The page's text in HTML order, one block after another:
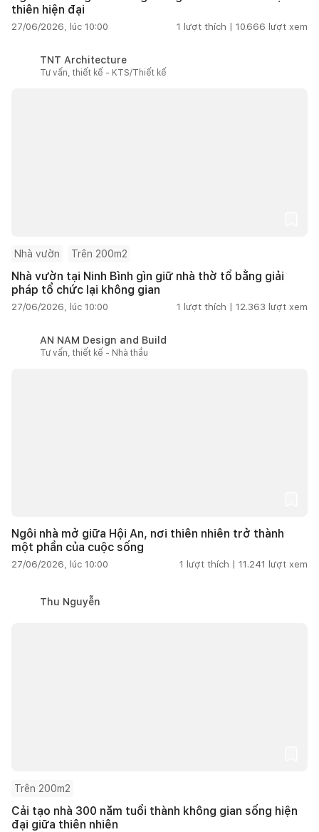
thiên hiện đại
27/06/2026, lúc 10:00 1 lượt thích | 10.666 lượt xem
TNT Architecture
Tư vấn, thiết kế - KTS/Thiết kế
Nhà vườn Trên 200m2
Nhà vườn tại Ninh Bình gìn giữ nhà thờ tổ bằng giải
pháp tổ chức lại không gian
27/06/2026, lúc 10:00 1 lượt thích | 12.363 lượt xem
AN NAM Design and Build
Tư vấn, thiết kế - Nhà thầu
Ngôi nhà mở giữa Hội An, nơi thiên nhiên trở thành
một phần của cuộc sống
27/06/2026, lúc 10:00 1 lượt thích | 11.241 lượt xem
Thu Nguyễn
Trên 200m2
Cải tạo nhà 300 năm tuổi thành không gian sống hiện
đại giữa thiên nhiên